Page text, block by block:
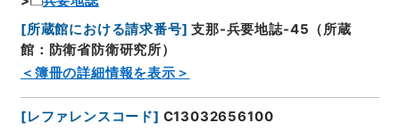
[所蔵館における請求番号] 支那-兵要地誌-45（所蔵
館：防衛省防衛研究所）
＜簿冊の詳細情報を表示＞
[レファレンスコード] C13032656100